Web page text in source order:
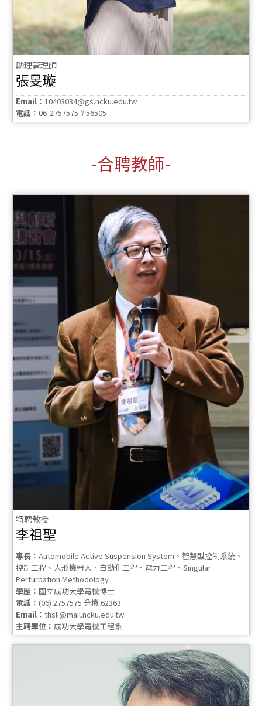
助理管理師
張旻璇
Email： 10403034@gs.ncku.edu.tw
電話： 06-2757575＃56505
-合聘教師-
特聘教授
李祖聖
專長： Automobile Active Suspension System、智慧型控制系統、
控制工程、人形機器人、自動化工程、電力工程、Singular
Perturbation Methodology
學歷： 國立成功大學電機博士
電話： (06) 2757575 分機 62363
Email： thsli@mail.ncku.edu.tw
主聘單位： 成功大學電機工程系